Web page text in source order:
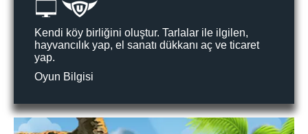
Kendi köy birliğini oluştur. Tarlalar ile ilgilen,
hayvancılık yap, el sanatı dükkanı aç ve ticaret
yap.
Oyun Bilgisi